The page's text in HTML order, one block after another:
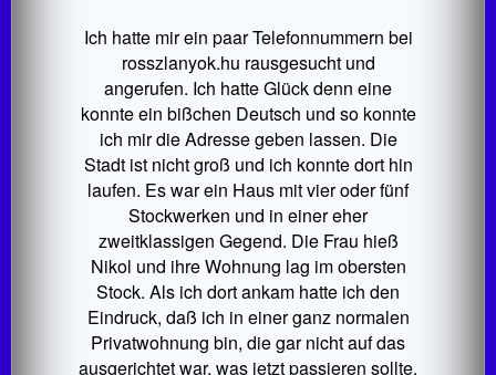
Ich hatte mir ein paar Telefonnummern bei
rosszlanyok.hu rausgesucht und
angerufen. Ich hatte Glück denn eine
konnte ein bißchen Deutsch und so konnte
ich mir die Adresse geben lassen. Die
Stadt ist nicht groß und ich konnte dort hin
laufen. Es war ein Haus mit vier oder fünf
Stockwerken und in einer eher
zweitklassigen Gegend. Die Frau hieß
Nikol und ihre Wohnung lag im obersten
Stock. Als ich dort ankam hatte ich den
Eindruck, daß ich in einer ganz normalen
Privatwohnung bin, die gar nicht auf das
ausgerichtet war, was jetzt passieren sollte.